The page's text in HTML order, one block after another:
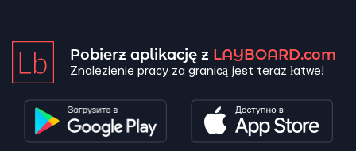
Pobierz aplikację z LAYBOARD.com
Znalezienie pracy za granicą jest teraz łatwe!